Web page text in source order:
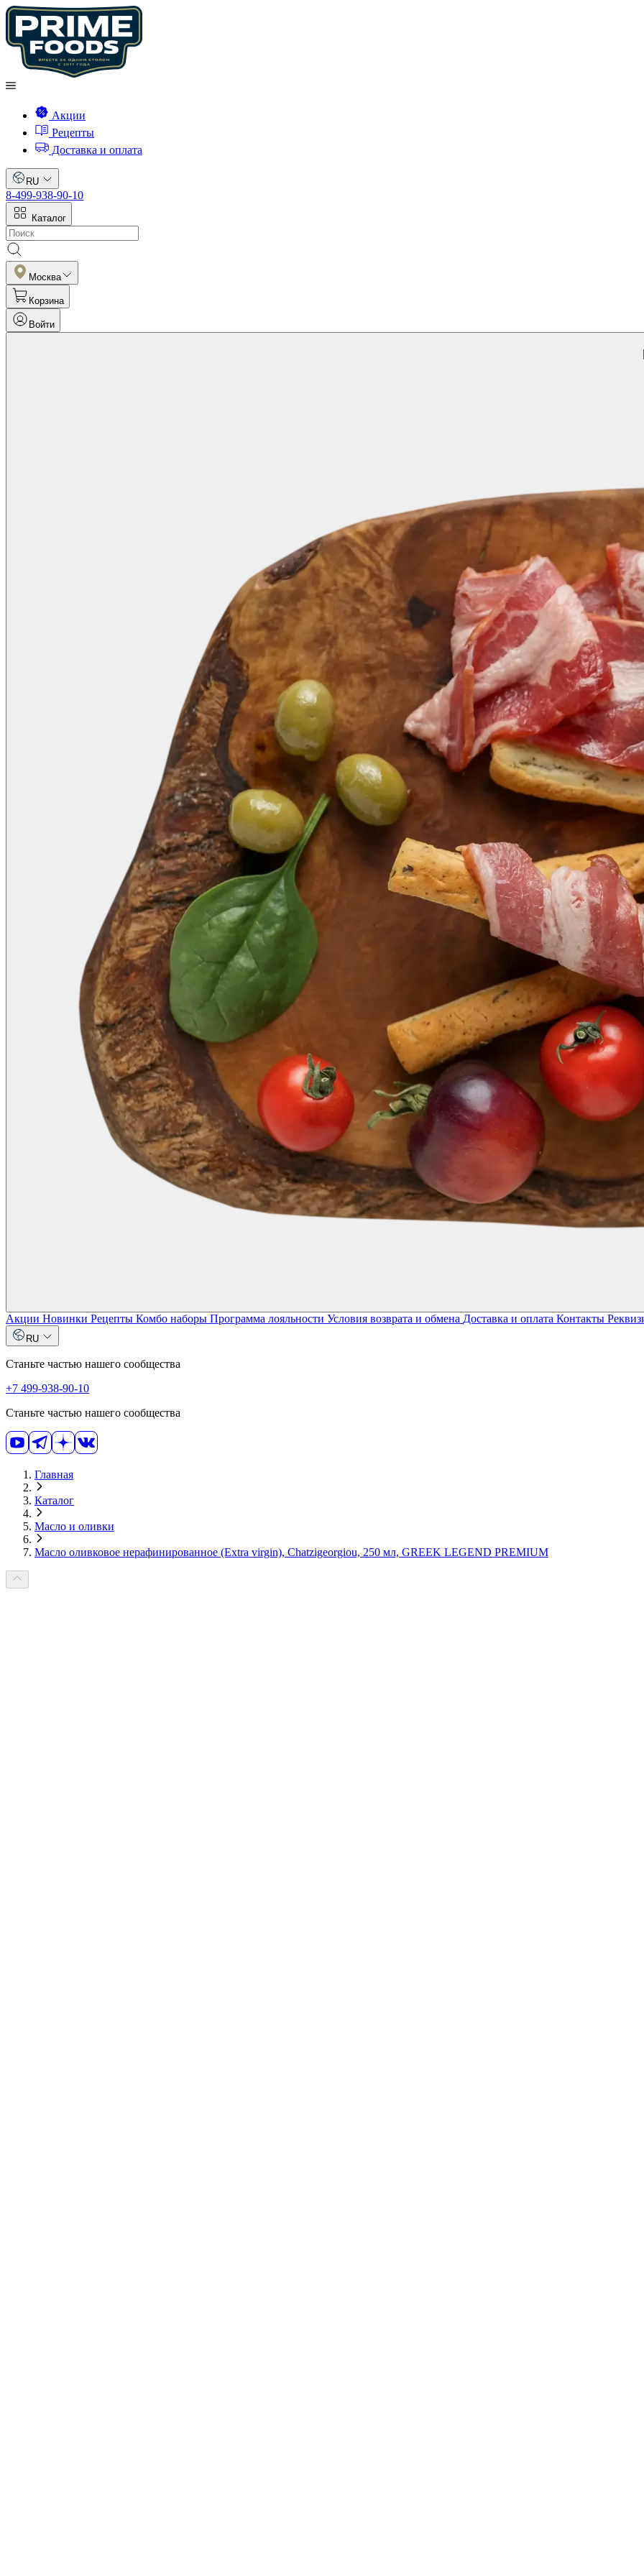
Акции
Рецепты
Доставка и оплата
RU
8-499-938-90-10
Каталог
Москва
Корзина
Войти
Акции Новинки Рецепты Комбо наборы Программа лояльности Условия возврата и обмена Доставка и оплата Контакты
RU
Станьте частью нашего сообщества
+7 499-938-90-10
Станьте частью нашего сообщества
Главная
Каталог
Масло и оливки
Масло оливковое нерафинированное (Extra virgin), Chatzigeorgiou, 250 мл, GREEK LEGEND PREMIUM